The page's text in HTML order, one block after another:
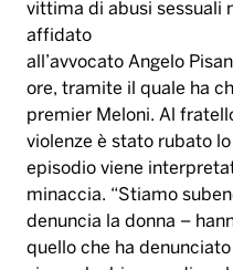
vittima di abusi sessuali
affidato
all’avvocato Angelo
ore, tramite il quale ha
premier Meloni. Al
violenze è stato rubato
episodio viene
minaccia. “Stiamo
denuncia la donna –
quello che ha